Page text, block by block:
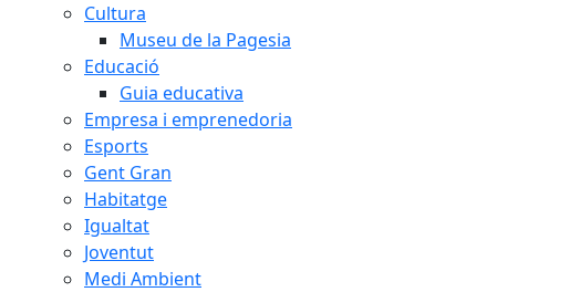
Cultura
Museu de la Pagesia
Educació
Guia educativa
Empresa i emprenedoria
Esports
Gent Gran
Habitatge
Igualtat
Joventut
Medi Ambient